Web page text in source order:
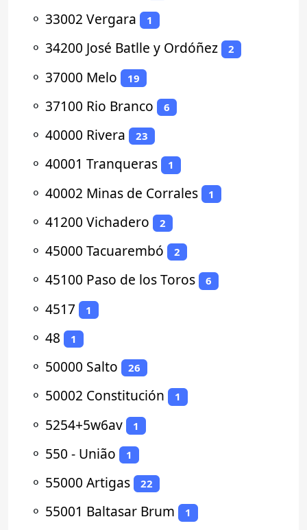
⚬ 33002 Vergara 1
⚬ 34200 José Batlle y Ordóñez 2
⚬ 37000 Melo 19
⚬ 37100 Rio Branco 6
⚬ 40000 Rivera 23
⚬ 40001 Tranqueras 1
⚬ 40002 Minas de Corrales 1
⚬ 41200 Vichadero 2
⚬ 45000 Tacuarembó 2
⚬ 45100 Paso de los Toros 6
⚬ 4517 1
⚬ 48 1
⚬ 50000 Salto 26
⚬ 50002 Constitución 1
⚬ 5254+5w6av 1
⚬ 550 - União 1
⚬ 55000 Artigas 22
⚬ 55001 Baltasar Brum 1